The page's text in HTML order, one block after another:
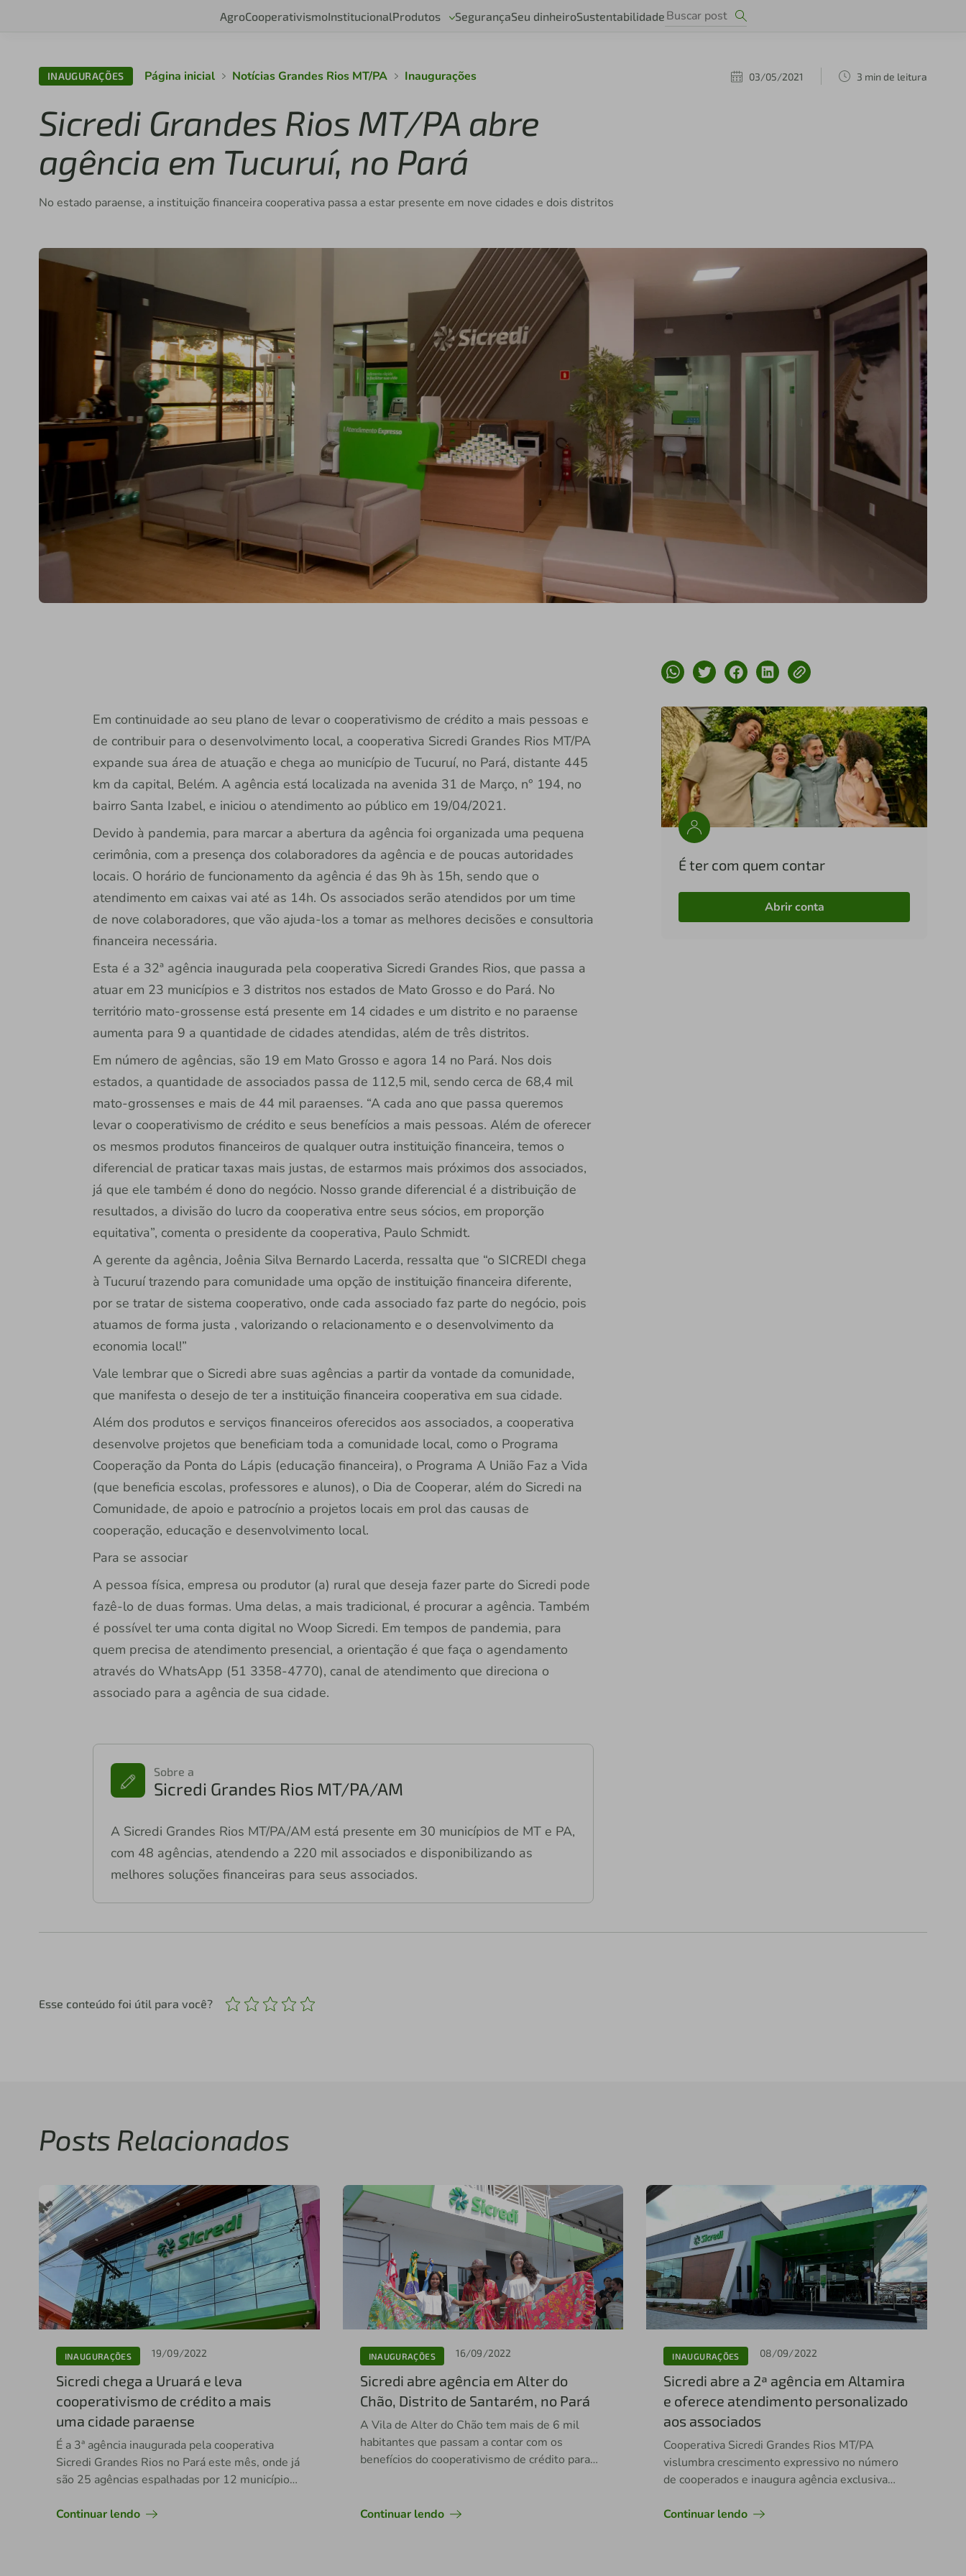
AgroCooperativismoInstitucionalProdutos SegurançaSeu dinheiroSustentabilidade
INAUGURAÇÕES Página inicial Notícias Grandes Rios MT/PA Inaugurações 03/05/2021 3 min de leitura
Sicredi Grandes Rios MT/PA abre
agência em Tucuruí, no Pará
No estado paraense, a instituição financeira cooperativa passa a estar presente em nove cidades e dois distritos
Em continuidade ao seu plano de levar o cooperativismo de crédito a mais pessoas e
de contribuir para o desenvolvimento local, a cooperativa Sicredi Grandes Rios MT/PA
expande sua área de atuação e chega ao município de Tucuruí, no Pará, distante 445
km da capital, Belém. A agência está localizada na avenida 31 de Março, n° 194, no
bairro Santa Izabel, e iniciou o atendimento ao público em 19/04/2021.
Devido à pandemia, para marcar a abertura da agência foi organizada uma pequena
cerimônia, com a presença dos colaboradores da agência e de poucas autoridades
locais. O horário de funcionamento da agência é das 9h às 15h, sendo que o
atendimento em caixas vai até as 14h. Os associados serão atendidos por um time
de nove colaboradores, que vão ajuda-los a tomar as melhores decisões e consultoria
financeira necessária.
Esta é a 32ª agência inaugurada pela cooperativa Sicredi Grandes Rios, que passa a
atuar em 23 municípios e 3 distritos nos estados de Mato Grosso e do Pará. No
território mato-grossense está presente em 14 cidades e um distrito e no paraense
aumenta para 9 a quantidade de cidades atendidas, além de três distritos.
Em número de agências, são 19 em Mato Grosso e agora 14 no Pará. Nos dois
estados, a quantidade de associados passa de 112,5 mil, sendo cerca de 68,4 mil
mato-grossenses e mais de 44 mil paraenses. “A cada ano que passa queremos
levar o cooperativismo de crédito e seus benefícios a mais pessoas. Além de oferecer
os mesmos produtos financeiros de qualquer outra instituição financeira, temos o
diferencial de praticar taxas mais justas, de estarmos mais próximos dos associados,
já que ele também é dono do negócio. Nosso grande diferencial é a distribuição de
resultados, a divisão do lucro da cooperativa entre seus sócios, em proporção
equitativa”, comenta o presidente da cooperativa, Paulo Schmidt.
A gerente da agência, Joênia Silva Bernardo Lacerda, ressalta que “o SICREDI chega
à Tucuruí trazendo para comunidade uma opção de instituição financeira diferente,
por se tratar de sistema cooperativo, onde cada associado faz parte do negócio, pois
atuamos de forma justa , valorizando o relacionamento e o desenvolvimento da
economia local!”
Vale lembrar que o Sicredi abre suas agências a partir da vontade da comunidade,
que manifesta o desejo de ter a instituição financeira cooperativa em sua cidade.
Além dos produtos e serviços financeiros oferecidos aos associados, a cooperativa
desenvolve projetos que beneficiam toda a comunidade local, como o Programa
Cooperação da Ponta do Lápis (educação financeira), o Programa A União Faz a Vida
(que beneficia escolas, professores e alunos), o Dia de Cooperar, além do Sicredi na
Comunidade, de apoio e patrocínio a projetos locais em prol das causas de
cooperação, educação e desenvolvimento local.
Para se associar
A pessoa física, empresa ou produtor (a) rural que deseja fazer parte do Sicredi pode
fazê-lo de duas formas. Uma delas, a mais tradicional, é procurar a agência. Também
é possível ter uma conta digital no Woop Sicredi. Em tempos de pandemia, para
quem precisa de atendimento presencial, a orientação é que faça o agendamento
através do WhatsApp (51 3358-4770), canal de atendimento que direciona o
associado para a agência de sua cidade.
Sobre a
Sicredi Grandes Rios MT/PA/AM
A Sicredi Grandes Rios MT/PA/AM está presente em 30 municípios de MT e PA,
com 48 agências, atendendo a 220 mil associados e disponibilizando as
melhores soluções financeiras para seus associados.
É ter com quem contar
Abrir conta
Esse conteúdo foi útil para você?
Posts Relacionados
INAUGURAÇÕES 19/09/2022
Sicredi chega a Uruará e leva
cooperativismo de crédito a mais
uma cidade paraense
É a 3ª agência inaugurada pela cooperativa
Sicredi Grandes Rios no Pará este mês, onde já
são 25 agências espalhadas por 12 municípios
Continuar lendo
INAUGURAÇÕES 16/09/2022
Sicredi abre agência em Alter do
Chão, Distrito de Santarém, no Pará
A Vila de Alter do Chão tem mais de 6 mil
habitantes que passam a contar com os
benefícios do cooperativismo de crédito para
Continuar lendo
INAUGURAÇÕES 08/09/2022
Sicredi abre a 2ª agência em Altamira
e oferece atendimento personalizado
aos associados
Cooperativa Sicredi Grandes Rios MT/PA
vislumbra crescimento expressivo no número
de cooperados e inaugura agência exclusiva
Continuar lendo